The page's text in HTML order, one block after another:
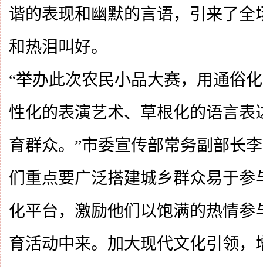
谐的表现和幽默的言语，引来了全
和热泪叫好。
“举办此次农民小品大赛，用通俗
性化的表演艺术、草根化的语言表
育群众。”市委宣传部常务副部长
们重点要广泛搭建城乡群众易于参
化平台，激励他们以饱满的热情参
育活动中来。加大现代文化引领，